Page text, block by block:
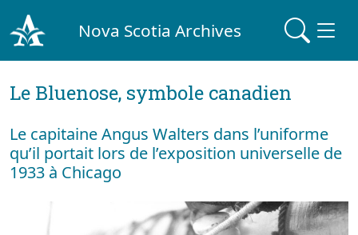
Nova Scotia Archives
Le Bluenose, symbole canadien
Le capitaine Angus Walters dans l’uniforme
qu’il portait lors de l’exposition universelle de
1933 à Chicago